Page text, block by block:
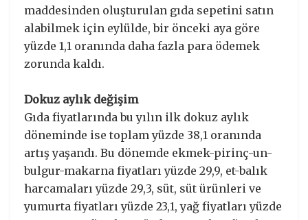
maddesinden oluşturulan gıda sepetini satın
alabilmek için eylülde, bir önceki aya göre
yüzde 1,1 oranında daha fazla para ödemek
zorunda kaldı.
Dokuz aylık değişim
Gıda fiyatlarında bu yılın ilk dokuz aylık
döneminde ise toplam yüzde 38,1 oranında
artış yaşandı. Bu dönemde ekmek-pirinç-un-
bulgur-makarna fiyatları yüzde 29,9, et-balık
harcamaları yüzde 29,3, süt, süt ürünleri ve
yumurta fiyatları yüzde 23,1, yağ fiyatları yüzde